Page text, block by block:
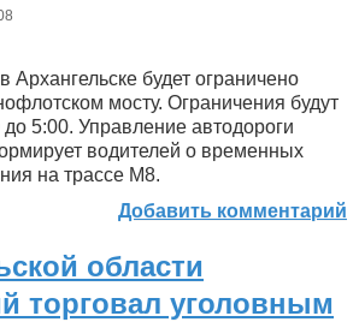
Архангельске будет ограничено
мосту. Ограничения будут
до 5:00. Управление автодороги
водителей о временных
на трассе М8.
Добавить комментарий
области
торговал уголовным